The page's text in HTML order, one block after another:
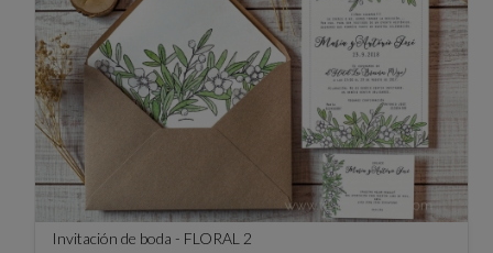
Invitación de boda - FLORAL 2